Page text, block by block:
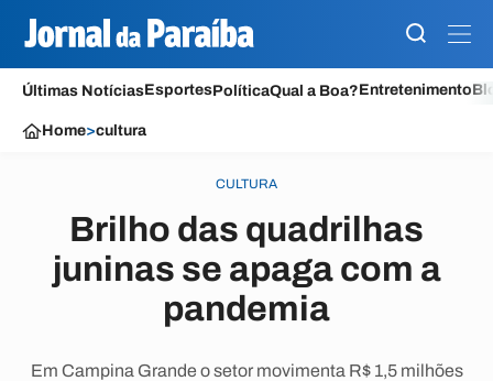
Últimas NotíciasEsportesPolíticaQual a Boa?Entretenimento
Home>cultura
CULTURA
Brilho das quadrilhas
juninas se apaga com a
pandemia
Em Campina Grande o setor movimenta R$ 1,5 milhões